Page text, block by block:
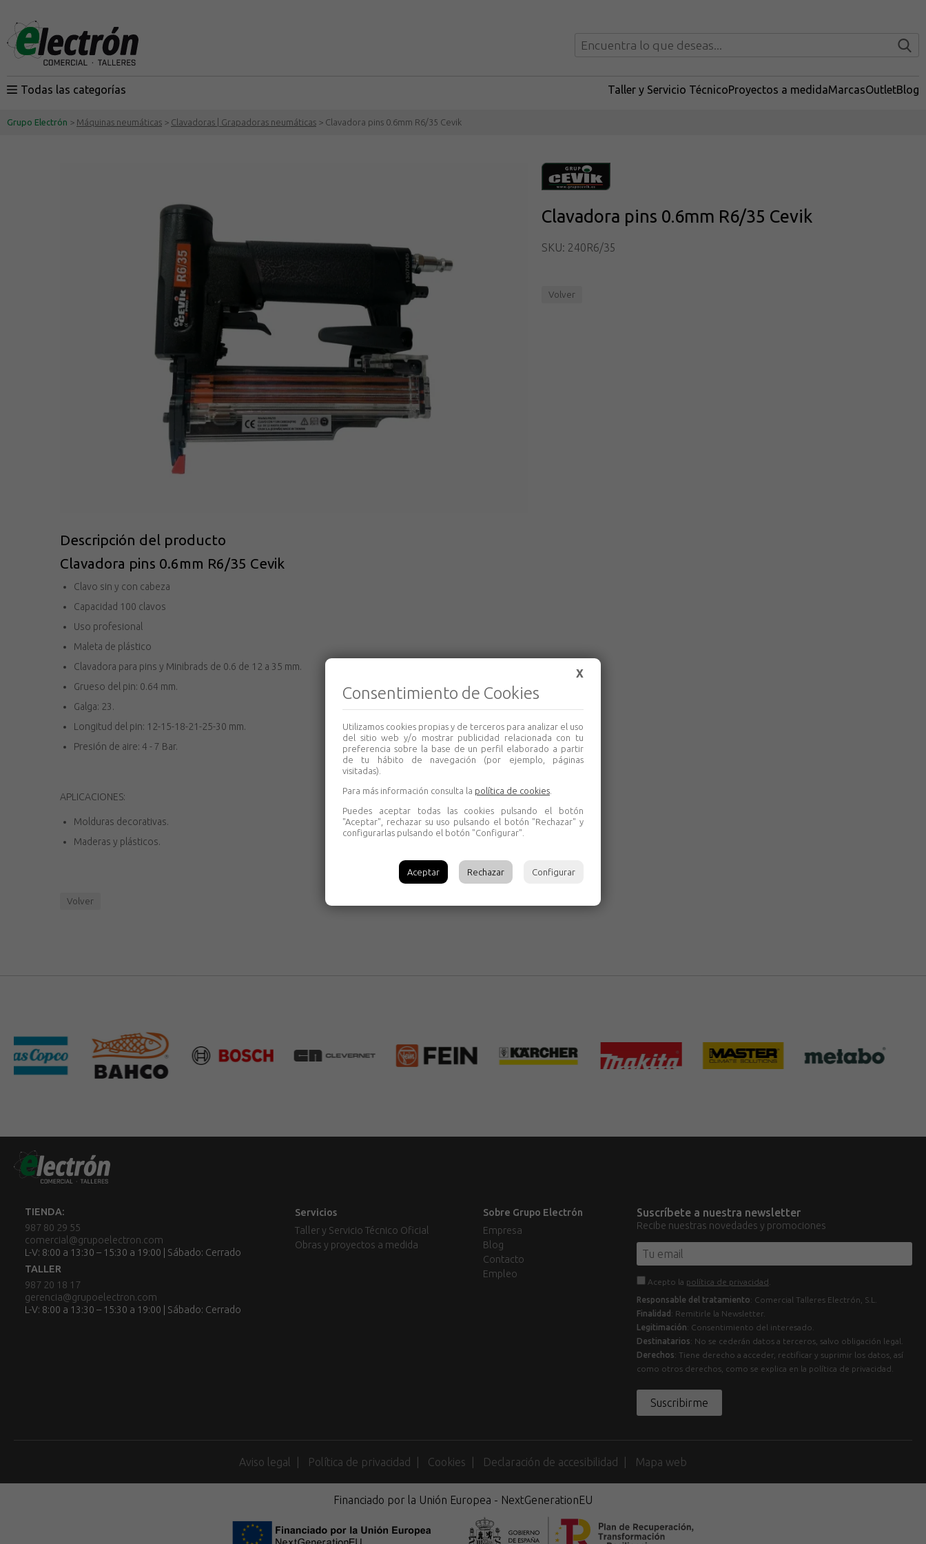
Todas las categorías Taller y Servicio TécnicoProyectos a medidaMarcasOutletBlog
Grupo Electrón > Máquinas neumáticas > Clavadoras | Grapadoras neumáticas > Clavadora pins 0.6mm R6/35 Cevik
Clavadora pins 0.6mm R6/35 Cevik
SKU: 240R6/35
Volver
Descripción del producto
Clavadora pins 0.6mm R6/35 Cevik
Clavo sin y con cabeza
Capacidad 100 clavos
Uso profesional
Maleta de plástico
Clavadora para pins y Minibrads de 0.6 de 12 a 35 mm.
Grueso del pin: 0.64 mm.
Galga: 23.
Longitud del pin: 12-15-18-21-25-30 mm.
Presión de aire: 4 - 7 Bar.
APLICACIONES:
Molduras decorativas.
Maderas y plásticos.
Volver
TIENDA:
987 80 29 55
comercial@grupoelectron.com
L-V: 8:00 a 13:30 – 15:30 a 19:00 | Sábado: Cerrado
TALLER
987 20 18 17
gerencia@grupoelectron.com
L-V: 8:00 a 13:30 – 15:30 a 19:00 | Sábado: Cerrado
Servicios
Taller y Servicio Técnico Oficial
Obras y proyectos a medida
Sobre Grupo Electrón
Empresa
Blog
Contacto
Empleo
Suscríbete a nuestra newsletter
Recibe nuestras novedades y promociones
Acepto la política de privacidad
Responsable del tratamiento: Comercial Talleres Electrón, S.L.
Finalidad : Remitirle la Newsletter.
Legitimación: Consentimiento del interesado.
Destinatarios: No se cederán datos a terceros, salvo obligación legal.
Derechos: Tiene derecho a acceder, rectificar y suprimir los datos, así
como otros derechos, como se explica en la política de privacidad.
Suscribirme
Aviso legal Política de privacidad Cookies Declaración de accesibilidad Mapa web
Financiado por la Unión Europea - NextGenerationEU
X
Consentimiento de Cookies
Utilizamos cookies propias y de terceros para analizar el uso
del sitio web y/o mostrar publicidad relacionada con tu
preferencia sobre la base de un perfil elaborado a partir
de tu hábito de navegación (por ejemplo, páginas
visitadas).
Para más información consulta la política de cookies
Puedes aceptar todas las cookies pulsando el botón
"Aceptar", rechazar su uso pulsando el botón "Rechazar" y
configurarlas pulsando el botón "Configurar".
Aceptar Rechazar Configurar